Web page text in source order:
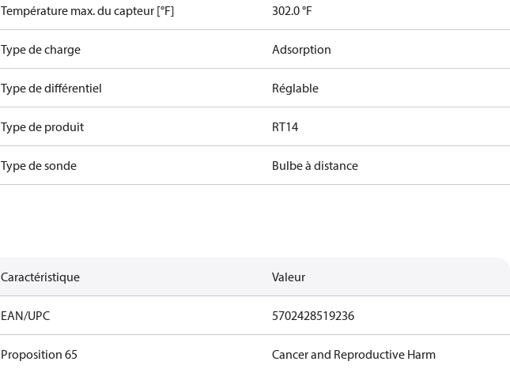
Température max. du capteur [°F] 302.0 °F
Type de charge Adsorption
Type de différentiel Réglable
Type de produit RT14
Type de sonde Bulbe à distance
Caractéristique Valeur
EAN/UPC 5702428519236
Proposition 65 Cancer and Reproductive Harm